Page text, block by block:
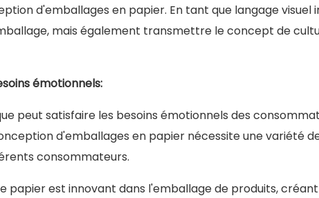
d'emballages en papier. En tant que langage visuel
mais également transmettre le concept de
émotionnels:
peut satisfaire les besoins émotionnels des
d'emballages en papier nécessite une variété
consommateurs.
papier est innovant dans l'emballage de produits,